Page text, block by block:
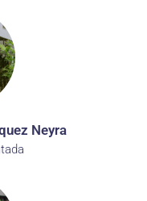
Neyra